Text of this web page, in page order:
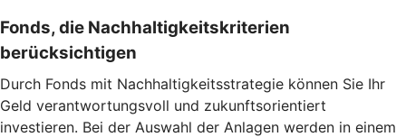
Fonds, die Nachhaltigkeitskriterien
berücksichtigen
Durch Fonds mit Nachhaltigkeitsstrategie können Sie Ihr
Geld verantwortungsvoll und zukunftsorientiert
investieren. Bei der Auswahl der Anlagen werden in einem